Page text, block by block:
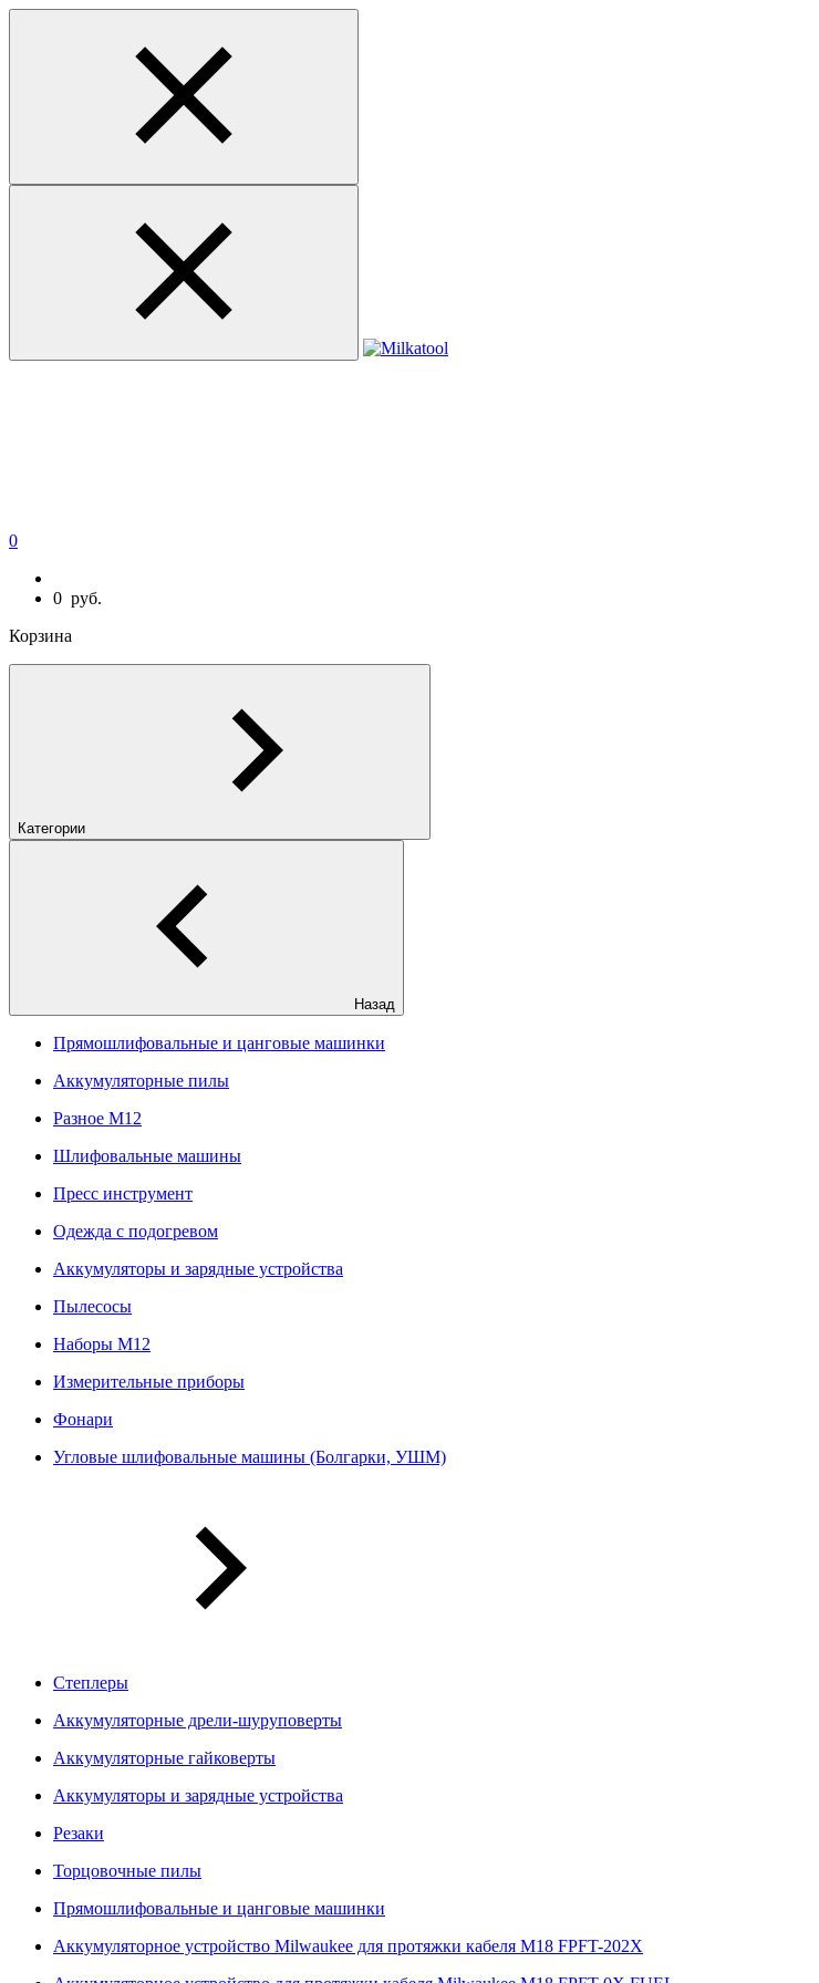
0
0 руб.
Корзина
Категории
Назад
Прямошлифовальные и цанговые машинки
Аккумуляторные пилы
Разное M12
Шлифовальные машины
Пресс инструмент
Одежда с подогревом
Аккумуляторы и зарядные устройства
Пылесосы
Наборы М12
Измерительные приборы
Фонари
Угловые шлифовальные машины (Болгарки, УШМ)
Степлеры
Аккумуляторные дрели-шуруповерты
Аккумуляторные гайковерты
Аккумуляторы и зарядные устройства
Резаки
Торцовочные пилы
Прямошлифовальные и цанговые машинки
Аккумуляторное устройство Milwaukee для протяжки кабеля M18 FPFT-202X